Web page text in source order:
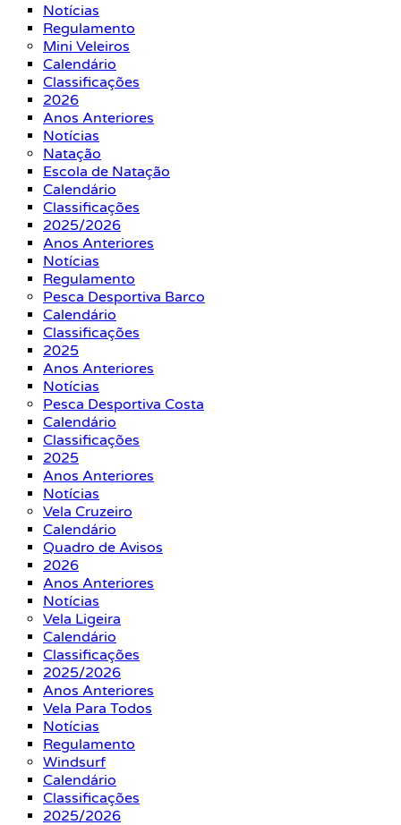
Notícias
Regulamento
Mini Veleiros
Calendário
Classificações
2026
Anos Anteriores
Notícias
Natação
Escola de Natação
Calendário
Classificações
2025/2026
Anos Anteriores
Notícias
Regulamento
Pesca Desportiva Barco
Calendário
Classificações
2025
Anos Anteriores
Notícias
Pesca Desportiva Costa
Calendário
Classificações
2025
Anos Anteriores
Notícias
Vela Cruzeiro
Calendário
Quadro de Avisos
2026
Anos Anteriores
Notícias
Vela Ligeira
Calendário
Classificações
2025/2026
Anos Anteriores
Vela Para Todos
Notícias
Regulamento
Windsurf
Calendário
Classificações
2025/2026